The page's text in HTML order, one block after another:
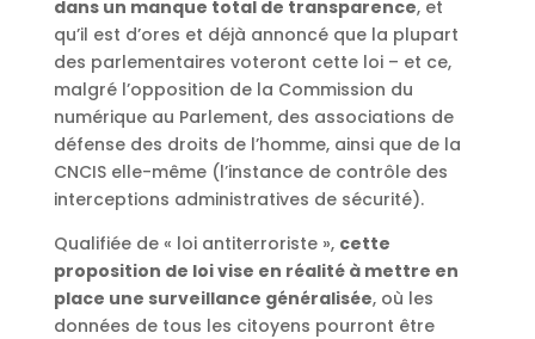
dans un manque total de transparence, et
qu’il est d’ores et déjà annoncé que la plupart
des parlementaires voteront cette loi – et ce,
malgré l’opposition de la Commission du
numérique au Parlement, des associations de
défense des droits de l’homme, ainsi que de la
CNCIS elle-même (l’instance de contrôle des
interceptions administratives de sécurité).
Qualifiée de « loi antiterroriste », cette
proposition de loi vise en réalité à mettre en
place une surveillance généralisée, où les
données de tous les citoyens pourront être